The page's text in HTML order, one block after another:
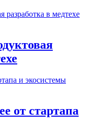
от стартапа